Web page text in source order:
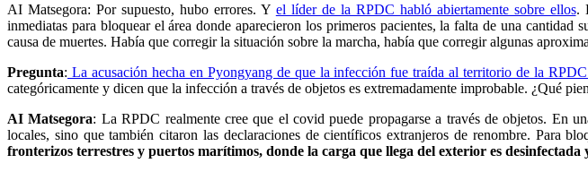
AI Matsegora: Por supuesto, hubo errores. Y el líder de la RPDC habló abiertamente sobre ellos.
inmediatas para bloquear el área donde aparecieron los primeros pacientes, la falta de una cantidad
causa de muertes. Había que corregir la situación sobre la marcha, había que corregir algunas
Pregunta: La acusación hecha en Pyongyang de que la infección fue traída al territorio de la
categóricamente y dicen que la infección a través de objetos es extremadamente improbable. ¿Qué
AI Matsegora: La RPDC realmente cree que el covid puede propagarse a través de objetos. En
locales, sino que también citaron las declaraciones de científicos extranjeros de renombre. Para
fronterizos terrestres y puertos marítimos, donde la carga que llega del exterior es desinfectada